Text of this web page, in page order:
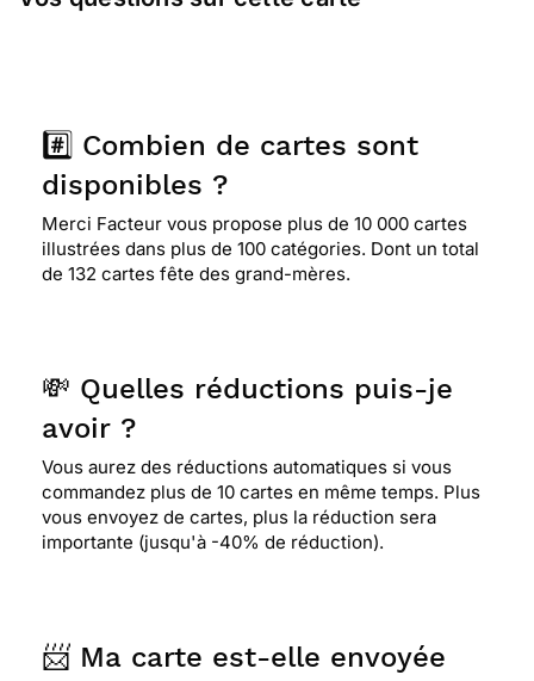
#️⃣ Combien de cartes sont
disponibles ?
Merci Facteur vous propose plus de 10 000 cartes
illustrées dans plus de 100 catégories. Dont un total
de 132 cartes fête des grand-mères.
💸 Quelles réductions puis-je
avoir ?
Vous aurez des réductions automatiques si vous
commandez plus de 10 cartes en même temps. Plus
vous envoyez de cartes, plus la réduction sera
importante (jusqu'à -40% de réduction).
📨 Ma carte est-elle envoyée